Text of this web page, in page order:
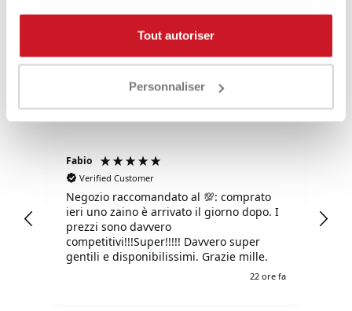
Tout autoriser
Personnaliser
4,85Valutazioni
Fabio
Verified Customer
Negozio raccomandato al 💯: comprato
ieri uno zaino è arrivato il giorno dopo. I
prezzi sono davvero
competitivi!!!Super!!!!! Davvero super
gentili e disponibilissimi. Grazie mille.
22 ore fa